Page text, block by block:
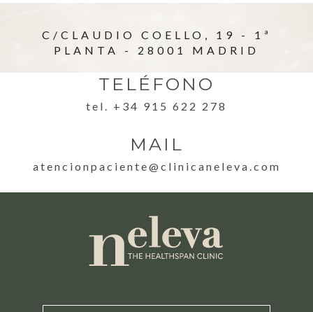
C/CLAUDIO COELLO, 19 - 1ª
PLANTA - 28001 MADRID
TELÉFONO
tel. +34 915 622 278
MAIL
atencionpaciente@clinicaneleva.com